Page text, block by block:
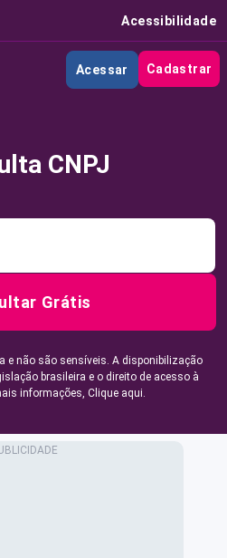
Acessibilidade
Acessar Cadastrar
CNPJ
Grátis
e não são sensíveis. A disponibilização
brasileira e o direito de acesso à
informações, Clique aqui.